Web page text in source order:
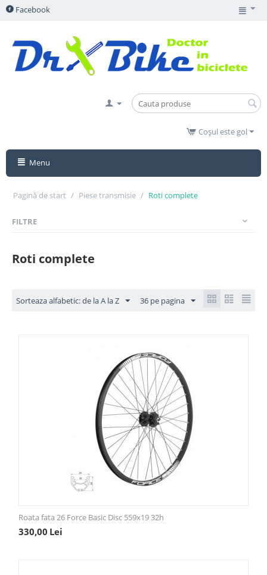
Facebook
Coșul este gol
Menu
Pagină de start / Piese transmisie / Roti complete
FILTRE
Roti complete
Sorteaza alfabetic: de la A la Z 36 pe pagina
Roata fata 26 Force Basic Disc 559x19 32h
330,00 Lei